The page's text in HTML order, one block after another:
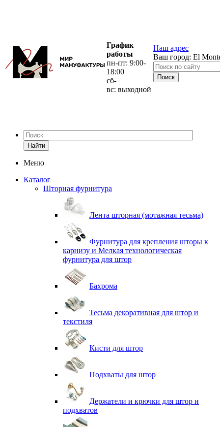
График
работы
пн-пт: 9:00-
18:00
сб-
вс: выходной
Наш адрес
Ваш город: El
Найти
Меню
Каталог
Шторная фурнитура
Лента шторная (мотажная тесьма)
Фурнитура для крепления шторы к
карнизу и Мелкая технологическая
фурнитура для штор
Бахрома
Тесьма декоративная для штор и
текстиля
Кисти для штор
Подхваты для штор
Держатели и крючки для штор и
подхватов